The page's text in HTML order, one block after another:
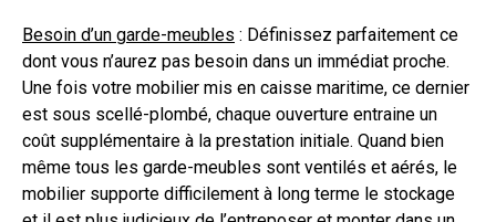
Besoin d’un garde-meubles : Définissez parfaitement ce
dont vous n’aurez pas besoin dans un immédiat proche.
Une fois votre mobilier mis en caisse maritime, ce dernier
est sous scellé-plombé, chaque ouverture entraine un
coût supplémentaire à la prestation initiale. Quand bien
même tous les garde-meubles sont ventilés et aérés, le
mobilier supporte difficilement à long terme le stockage